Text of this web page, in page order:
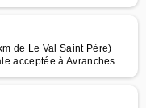
de Le Val Saint Père)
acceptée à Avranches